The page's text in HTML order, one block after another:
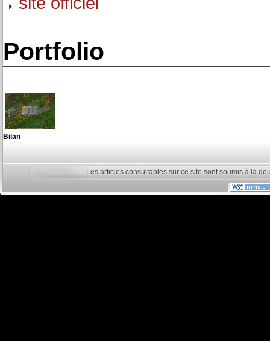
Portfolio
Bilan
Les articles consultables sur ce site sont soumis à la